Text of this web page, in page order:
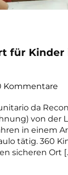
für
Kommentare
da
von der
in einem
tätig. 360
sicheren Ort